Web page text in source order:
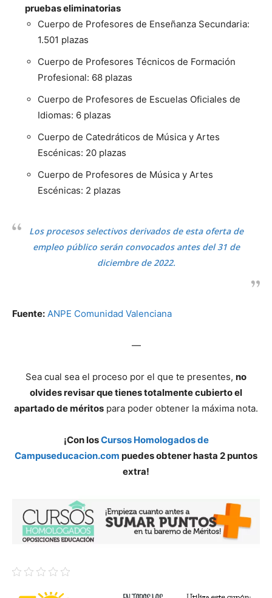
pruebas eliminatorias
Cuerpo de Profesores de Enseñanza Secundaria:
1.501 plazas
Cuerpo de Profesores Técnicos de Formación
Profesional: 68 plazas
Cuerpo de Profesores de Escuelas Oficiales de
Idiomas: 6 plazas
Cuerpo de Catedráticos de Música y Artes
Escénicas: 20 plazas
Cuerpo de Profesores de Música y Artes
Escénicas: 2 plazas
Los procesos selectivos derivados de esta oferta de
empleo público serán convocados antes del 31 de
diciembre de 2022.
Fuente: ANPE Comunidad Valenciana
—
Sea cual sea el proceso por el que te presentes, no
olvides revisar que tienes totalmente cubierto el
apartado de méritos para poder obtener la máxima nota.
¡Con losCursos Homologados de
Campuseducacion.com puedes obtener hasta 2 puntos
extra!